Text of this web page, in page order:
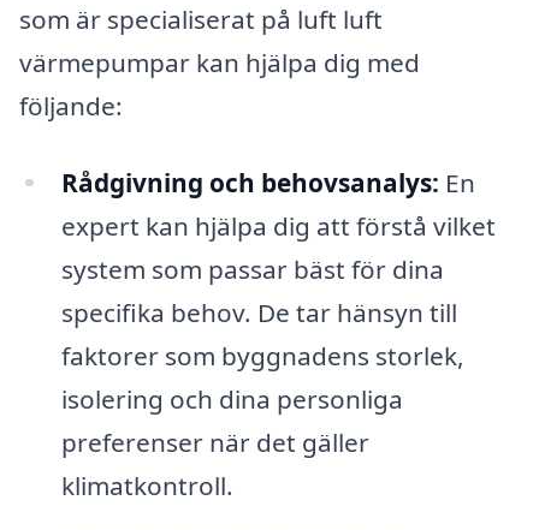
som är specialiserat på luft luft
värmepumpar kan hjälpa dig med
följande:
Rådgivning och behovsanalys: En
expert kan hjälpa dig att förstå vilket
system som passar bäst för dina
specifika behov. De tar hänsyn till
faktorer som byggnadens storlek,
isolering och dina personliga
preferenser när det gäller
klimatkontroll.